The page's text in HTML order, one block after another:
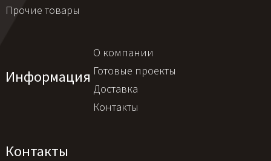
Прочие товары
Информация
О компании
Готовые проекты
Доставка
Контакты
Контакты